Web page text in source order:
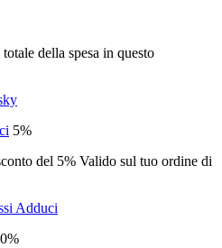
della spesa in questo
5%
del 5% Valido sul tuo ordine di
Adduci